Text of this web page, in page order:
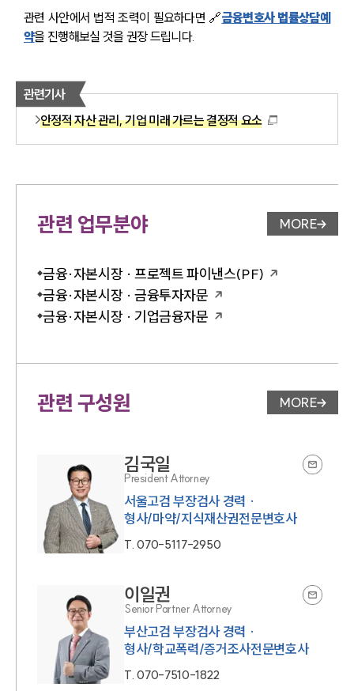
관련 사안에서 법적 조력이 필요하다면 🔗금융변호사 법률상담예
약을 진행해보실 것을 권장 드립니다.
관련기사
안정적 자산 관리, 기업 미래 가르는 결정적 요소
관련 업무분야 업무분야
MORE
금융·자본시장 · 프로젝트 파이낸스(PF)
금융·자본시장 · 금융투자자문
금융·자본시장 · 기업금융자문
관련 구성원 변호사 페
MORE
김국일
President Attorney
서울고검 부장검사 경력 ·
형사/마약/지식재산권전문변호사
T.070-5117-2950
이일권
Senior Partner Attorney
부산고검 부장검사 경력 ·
형사/학교폭력/증거조사전문변호사
T.070-7510-1822